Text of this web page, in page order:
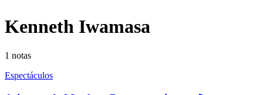
Kenneth Iwamasa
1 notas
Espectáculos